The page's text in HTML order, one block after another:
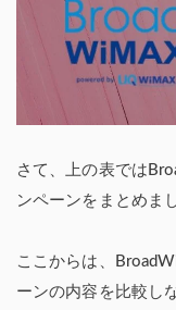
さて、上の表では
ンペーンをまとめま
ここからは、
ーンの内容を比較し